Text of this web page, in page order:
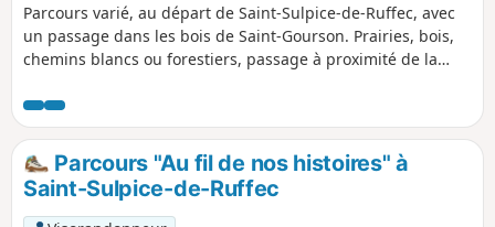
Parcours varié, au départ de Saint-Sulpice-de-Ruffec, avec
un passage dans les bois de Saint-Gourson. Prairies, bois,
chemins blancs ou forestiers, passage à proximité de la
pour découvrir les prémices de la Charente Limousine.
Parcours "Au fil de nos histoires" à
Saint-Sulpice-de-Ruffec